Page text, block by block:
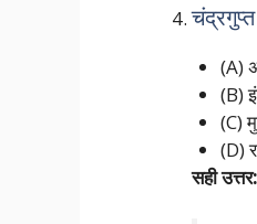
(A)
(B)
(C)
(D)
सही उत्तर: